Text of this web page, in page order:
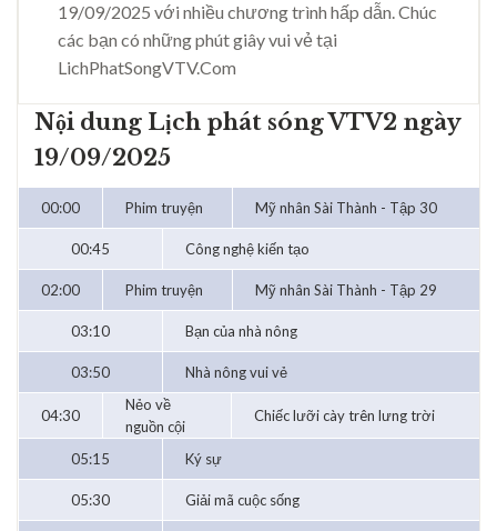
19/09/2025 với nhiều chương trình hấp dẫn. Chúc
các bạn có những phút giây vui vẻ tại
LichPhatSongVTV.Com
Nội dung Lịch phát sóng VTV2 ngày
19/09/2025
00:00 Phim truyện Mỹ nhân Sài Thành - Tập 30
00:45 Công nghệ kiến tạo
02:00 Phim truyện Mỹ nhân Sài Thành - Tập 29
03:10 Bạn của nhà nông
03:50 Nhà nông vui vẻ
04:30
Nẻo về
nguồn cội
Chiếc lưỡi cày trên lưng trời
05:15 Ký sự
05:30 Giải mã cuộc sống